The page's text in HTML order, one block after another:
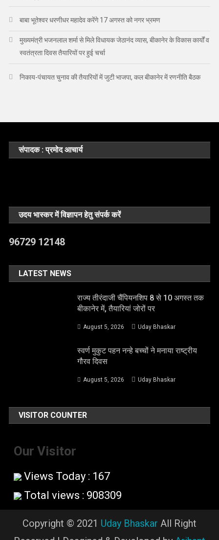
बाबा भूतेश्वर धरणीधर महादेव करेंगे 17 अगस्त को नगर भ्रमण
मुख्यमंत्री भजनलाल शर्मा से मिले विधायक जेठानंद व्यास, बीकानेर के विकास कार्यों व
स्वतंत्रता दिवस तैयारियों पर हुई चर्चा
निकाय-पंचायत चुनाव की तैयारियों में जुटी भाजपा, कल बीकानेर में रणनीति बैठक
संपादक : प्रमोद आचार्य
उदय भास्कर में विज्ञापन हेतु संपर्क करें
96729 12148
LATEST NEWS
राज्य तीरंदाजी चैंपियनशिप 8 से 10 अगस्त तक
बीकानेर में, तैयारियां जोरों पर
August 5, 2026 Uday Bhaskar
स्वर्ण मुकुट पहन नन्हे बच्चों ने मनाया राष्ट्रीय
गौरव दिवस
August 5, 2026 Uday Bhaskar
VISITOR COUNTER
Our Visitor
Views Today : 167
Total views : 908309
Copyright © 2021 Uday Bhaskar All Right